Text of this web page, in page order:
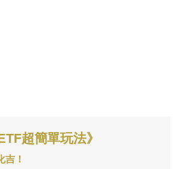
超簡單玩法》
吉！